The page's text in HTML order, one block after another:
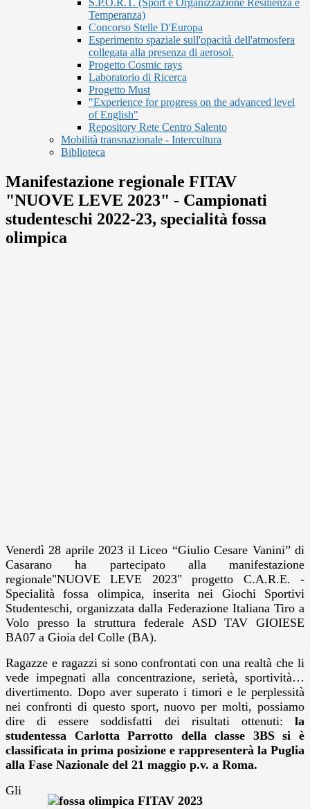
S.P.O.R.T. (Sport è Organizzazione Resilienza e
Temperanza)
Concorso Stelle D'Europa
Esperimento spaziale sull'opacità dell'atmosfera
collegata alla presenza di aerosol.
Progetto Cosmic rays
Laboratorio di Ricerca
Progetto Must
"Experience for progress on the advanced level
of English"
Repository Rete Centro Salento
Mobilità transnazionale - Intercultura
Biblioteca
Manifestazione regionale FITAV
"NUOVE LEVE 2023" - Campionati
studenteschi 2022-23, specialità fossa
olimpica
Venerdì 28 aprile 2023 il Liceo “Giulio Cesare Vanini” di
Casarano ha partecipato alla manifestazione
regionale"NUOVE LEVE 2023"progetto C.A.R.E. -
Specialità fossa olimpica, inserita nei Giochi Sportivi
Studenteschi, organizzata dalla Federazione Italiana Tiro a
Volo presso la struttura federale ASD TAV GIOIESE
BA07 a Gioia del Colle (BA).
Ragazze e ragazzi si sono confrontati con una realtà che li
vede impegnati alla concentrazione, serietà, sportività…
divertimento. Dopo aver superato i timori e le perplessità
nei confronti di questo sport, nuovo per molti, possiamo
dire di essere soddisfatti dei risultati ottenuti: la
studentessa Carlotta Parrotto della classe 3BS si è
classificata in prima posizione e rappresenterà la Puglia
alla Fase Nazionale del 21 maggio p.v. a Roma.
Gli